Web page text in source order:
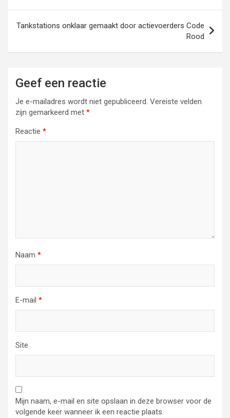
Tankstations onklaar gemaakt door actievoerders Code
Rood
Geef een reactie
Je e-mailadres wordt niet gepubliceerd. Vereiste velden
zijn gemarkeerd met *
Reactie *
Naam *
E-mail *
Site
Mijn naam, e-mail en site opslaan in deze browser voor de
volgende keer wanneer ik een reactie plaats.